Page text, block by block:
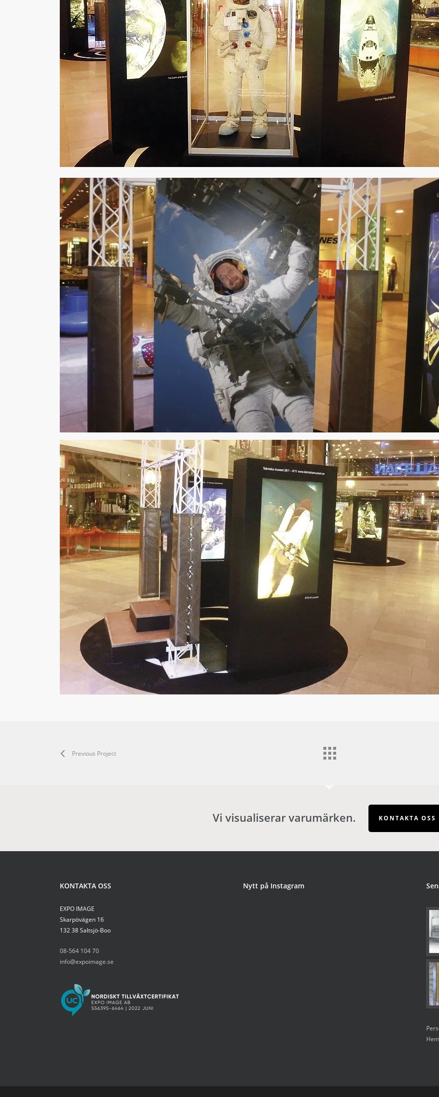
Previous Project
Vi visualiserar varumärken. KONTAKTA OSS
KONTAKTA OSS
EXPO IMAGE
Skarpövägen 16
132 38 Saltsjö-Boo
08-564 104 70
info@expoimage.se
Nytt på Instagram